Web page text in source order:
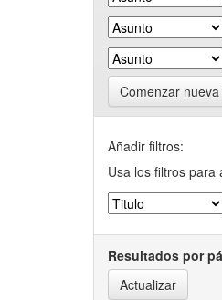
Comenzar
Añadir filtros:
Usa los filtros para
Resultados por